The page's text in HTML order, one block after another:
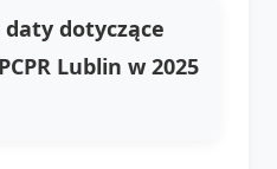
daty dotyczące
Lublin w 2025